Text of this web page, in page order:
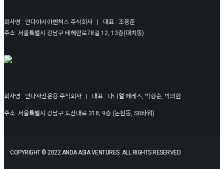
회사명 : 안다아시아벤처스 주식회사 | 대표 : 조용준
주소: 서울특별시 강남구 테헤란로78길 12, 13층(대치동)
회사명 : 안다자산운용 주식회사 | 대표 : 다니엘 페레즈, 박형순, 박의현
주소: 서울특별시 강남구 도산대로 318, 9층 (논현동, SB타워)
COPYRIGHT © 2022 ANDA ASIA VENTURES. ALL RIGHTS RESERVED.